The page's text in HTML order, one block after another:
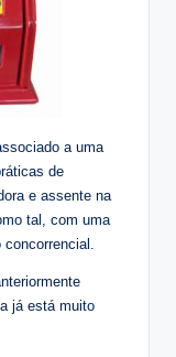
a uma
de
e assente na
tal, com uma
já está muito